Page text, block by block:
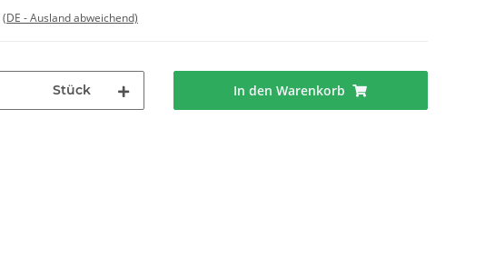
(DE - Ausland abweichend)
Stück In den Warenkorb